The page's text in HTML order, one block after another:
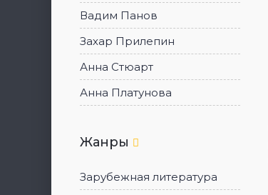
Вадим Панов
Захар Прилепин
Анна Стюарт
Анна Платунова
Жанры
Зарубежная литература